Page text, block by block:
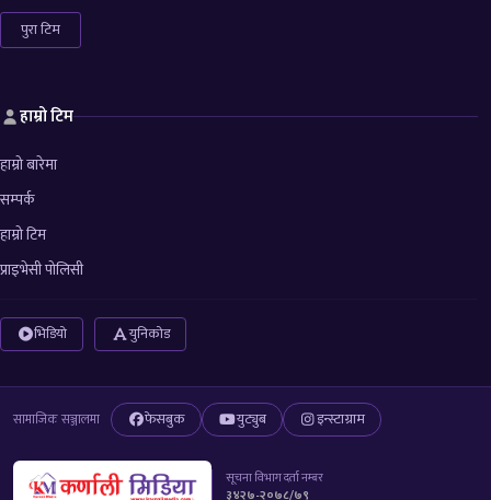
पुरा टिम
हाम्रो टिम
हाम्रो बारेमा
सम्पर्क
हाम्रो टिम
प्राइभेसी पोलिसी
भिडियो युनिकोड
सामाजिक सञ्जालमा फेसबुक युट्युब इन्स्टाग्राम
सूचना विभाग दर्ता नम्बर
३४२७-२०७८/७९